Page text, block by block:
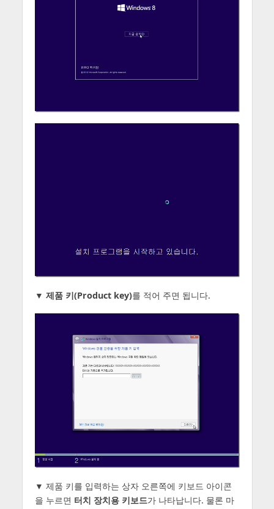
▼ 제품 키(Product key)를 적어 주면 됩니다.
▼ 제품 키를 입력하는 상자 오른쪽에 키보드 아이콘
을 누르면 터치 장치용 키보드가 나타납니다. 물론 마